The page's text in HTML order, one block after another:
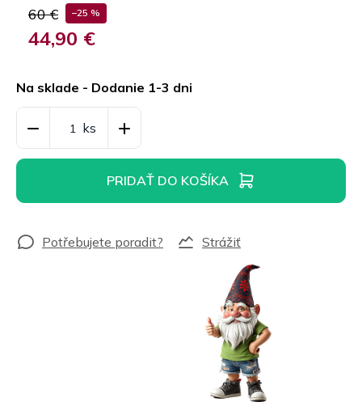
60 € –25 %
44,90 €
cena:
Na sklade - Dodanie 1-3 dni
PRIDAŤ DO KOŠÍKA
Strážiť